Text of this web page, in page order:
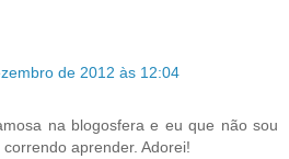
de 2012 às 12:04
na blogosfera e eu que não sou
aprender. Adorei!